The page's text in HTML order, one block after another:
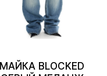
МАЙКА BLOCKED